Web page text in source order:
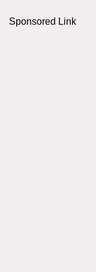
Sponsored Link